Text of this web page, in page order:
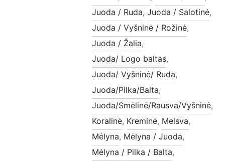
Juoda / Ruda, Juoda / Salotinė,
Juoda / Vyšninė / Rožinė,
Juoda / Žalia,
Juoda/ Logo baltas,
Juoda/ Vyšninė/ Ruda,
Juoda/Pilka/Balta,
Juoda/Smėlinė/Rausva/Vyšninė,
Koralinė, Kreminė, Melsva,
Mėlyna, Mėlyna / Juoda,
Mėlyna / Pilka / Balta,